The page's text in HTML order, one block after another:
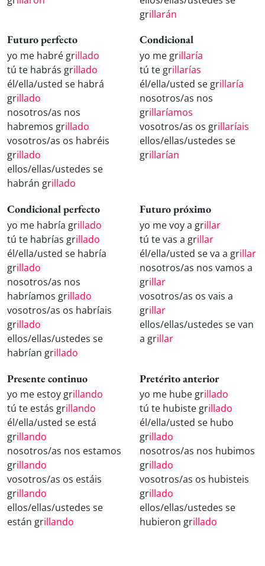
grillarán
Futuro perfecto
yo me habré grillado
tú te habrás grillado
él/ella/usted se habrá
grillado
nosotros/as nos
habremos grillado
vosotros/as os habréis
grillado
ellos/ellas/ustedes se
habrán grillado
Condicional
yo me grillaría
tú te grillarías
él/ella/usted se grillaría
nosotros/as nos
grillaríamos
vosotros/as os grillaríais
ellos/ellas/ustedes se
grillarían
Condicional perfecto
yo me habría grillado
tú te habrías grillado
él/ella/usted se habría
grillado
nosotros/as nos
habríamos grillado
vosotros/as os habríais
grillado
ellos/ellas/ustedes se
habrían grillado
Futuro próximo
yo me voy a grillar
tú te vas a grillar
él/ella/usted se va a grillar
nosotros/as nos vamos a
grillar
vosotros/as os vais a
grillar
ellos/ellas/ustedes se van
a grillar
Presente continuo
yo me estoy grillando
tú te estás grillando
él/ella/usted se está
grillando
nosotros/as nos estamos
grillando
vosotros/as os estáis
grillando
ellos/ellas/ustedes se
están grillando
Pretérito anterior
yo me hube grillado
tú te hubiste grillado
él/ella/usted se hubo
grillado
nosotros/as nos hubimos
grillado
vosotros/as os hubisteis
grillado
ellos/ellas/ustedes se
hubieron grillado